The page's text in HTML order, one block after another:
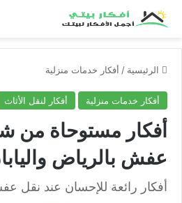
الرئيسية / أفكار خدمات منزلية
أفكار خدمات منزلية أفكار لنقل الأثاث
أفكار مستوحاة من
عفش بالرياض
أفكار رائعة للإحسان عند نقل